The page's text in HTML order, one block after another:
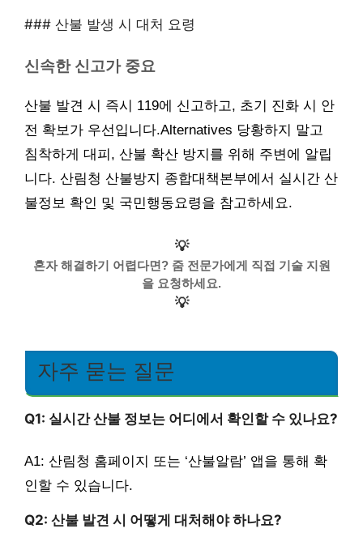
### 산불 발생 시 대처 요령
신속한 신고가 중요
산불 발견 시 즉시 119에 신고하고, 초기 진화 시 안
전 확보가 우선입니다.Alternatives 당황하지 말고
침착하게 대피, 산불 확산 방지를 위해 주변에 알립
니다. 산림청 산불방지 종합대책본부에서 실시간 산
불정보 확인 및 국민행동요령을 참고하세요.
💡
혼자 해결하기 어렵다면? 줌 전문가에게 직접 기술 지원
을 요청하세요.
💡
자주 묻는 질문
Q1: 실시간 산불 정보는 어디에서 확인할 수 있나요?
A1: 산림청 홈페이지 또는 ‘산불알람’ 앱을 통해 확
인할 수 있습니다.
Q2: 산불 발견 시 어떻게 대처해야 하나요?